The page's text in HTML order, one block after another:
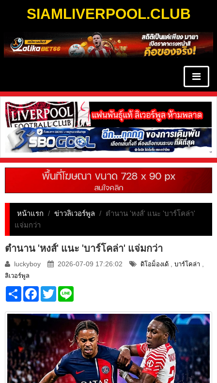
SIAMLIVERPOOL.CLUB
หน้าแรก / ข่าวลิเวอร์พูล / ตำนาน 'หงส์' แนะ 'บาร์โคล่า'
แจ่มกว่า
ตำนาน 'หงส์' แนะ 'บาร์โคล่า' แจ่มกว่า
luckyboy 2026-07-09 17:26:02 ดิโอม็องเด้ , บาร์โคล่า ,
ลิเวอร์พูล
Share Facebook
Twitter